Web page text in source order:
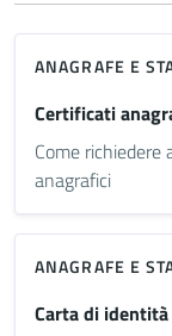
ANAGRAFE E
Certificati
Come
anagrafici
ANAGRAFE E
Carta di